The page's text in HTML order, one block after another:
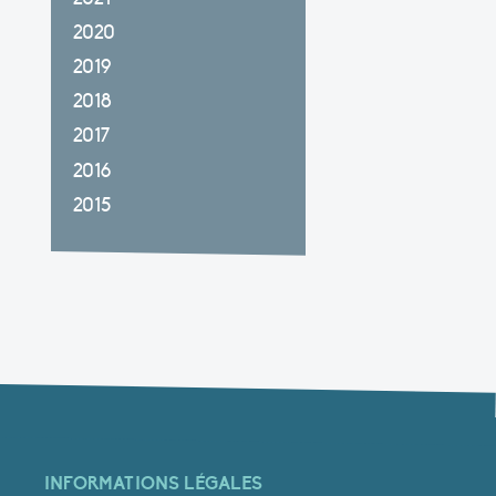
2020
2019
2018
2017
2016
2015
INFORMATIONS LÉGALES